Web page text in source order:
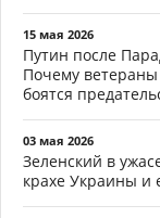
15 мая 2026
Путин после
Почему
боятся
03 мая 2026
Зеленский в
крахе Украины и